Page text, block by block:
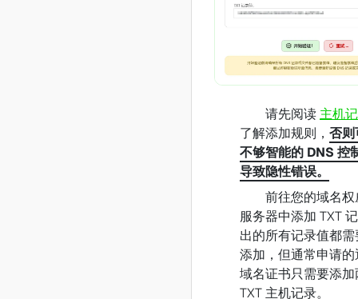
请先阅读 主机
了解添加规则， 否则
不够智能的 DNS 控
导致隐性错误。
前往您的域名权
服务器中添加 TXT
出的所有记录值都
添加，但通常申请
域名证书只需要添加
TXT 主机记录。